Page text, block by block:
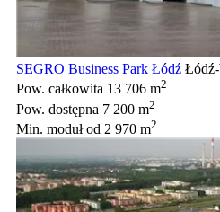
SEGRO Business Park Łódź
Pow. całkowita 13 706 m2
Pow. dostępna 7 200 m2
Min. modułod 2 970 m2